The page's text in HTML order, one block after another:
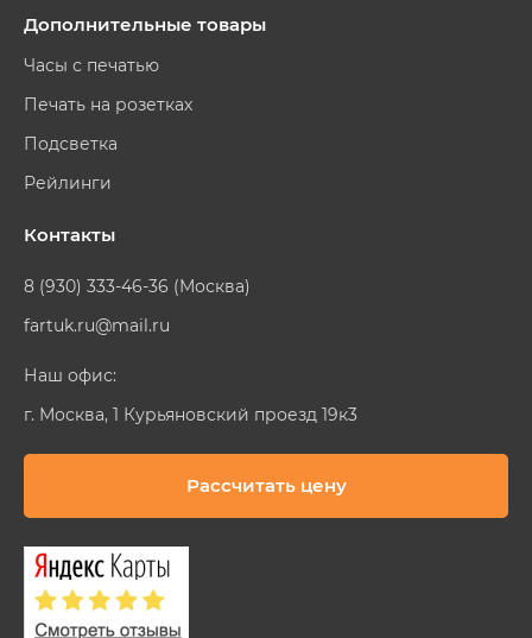
Дополнительные товары
Часы с печатью
Печать на розетках
Подсветка
Рейлинги
Контакты
8 (930) 333-46-36 (Москва)
fartuk.ru@mail.ru
Наш офис:
г. Москва, 1 Курьяновский проезд 19к3
Рассчитать цену